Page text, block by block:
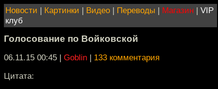
Новости | Картинки | Видео | Переводы | Магазин | VIP
клуб
Голосование по Войковской
06.11.15 00:45 | Goblin | 133 комментария
Цитата: